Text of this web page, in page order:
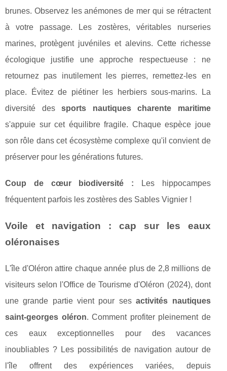
brunes. Observez les anémones de mer qui se rétractent
à votre passage. Les zostères, véritables nurseries
marines, protègent juvéniles et alevins. Cette richesse
écologique justifie une approche respectueuse : ne
retournez pas inutilement les pierres, remettez-les en
place. Évitez de piétiner les herbiers sous-marins. La
diversité dessports nautiques charente maritime
s'appuie sur cet équilibre fragile. Chaque espèce joue
son rôle dans cet écosystème complexe qu'il convient de
préserver pour les générations futures.
Coup de cœur biodiversité : Les hippocampes
fréquentent parfois les zostères des Sables Vignier !
Voile et navigation : cap sur les eaux
oléronaises
L'île d'Oléron attire chaque année plus de 2,8 millions de
visiteurs selon l'Office de Tourisme d'Oléron (2024), dont
une grande partie vient pour sesactivités nautiques
saint-georges oléron. Comment profiter pleinement de
ces eaux exceptionnelles pour des vacances
inoubliables ? Les possibilités de navigation autour de
l'île offrent des expériences variées, depuis